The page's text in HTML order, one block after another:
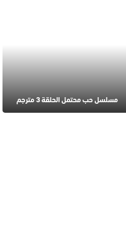
مسلسل حب محتمل الحلقة 3 مترجم